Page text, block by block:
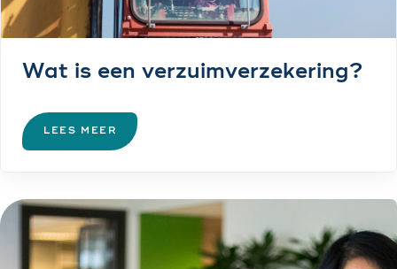
Wat is een verzuimverzekering?
LEES MEER